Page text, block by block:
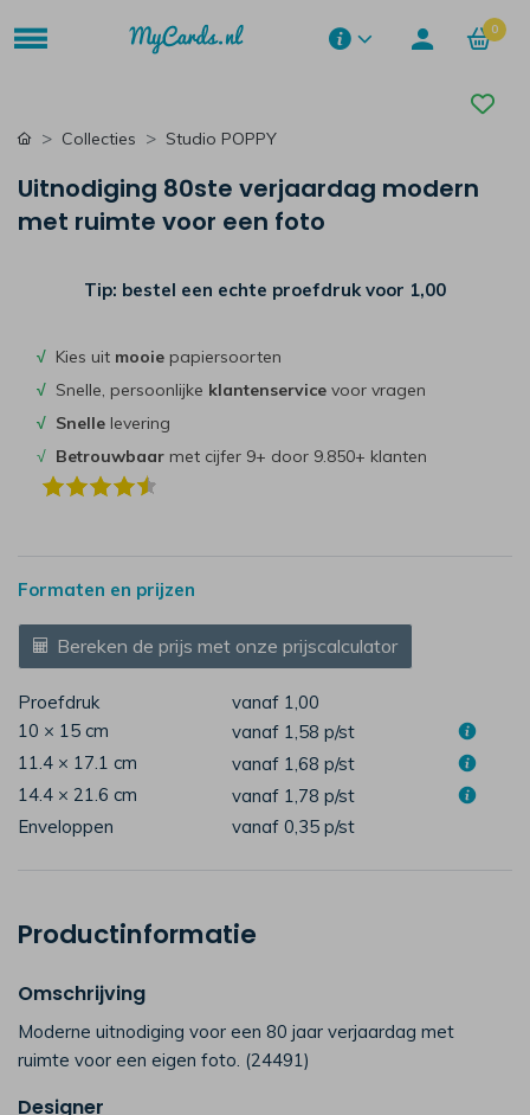
0
Collecties Studio POPPY
Uitnodiging 80ste verjaardag modern
met ruimte voor een foto
Tip: bestel een echte proefdruk voor 1,00
√ Kies uit mooie papiersoorten
√ Snelle, persoonlijke klantenservice voor vragen
√ Snelle levering
√ Betrouwbaar met cijfer 9+ door 9.850+ klanten
Formaten en prijzen
Bereken de prijs met onze prijscalculator
Proefdruk
vanaf 1,00
10 × 15 cm
vanaf 1,58 p/st
11.4 × 17.1 cm
vanaf 1,68 p/st
14.4 × 21.6 cm
vanaf 1,78 p/st
Enveloppen
vanaf 0,35 p/st
Productinformatie
Omschrijving
Moderne uitnodiging voor een 80 jaar verjaardag met
ruimte voor een eigen foto. (24491)
Designer